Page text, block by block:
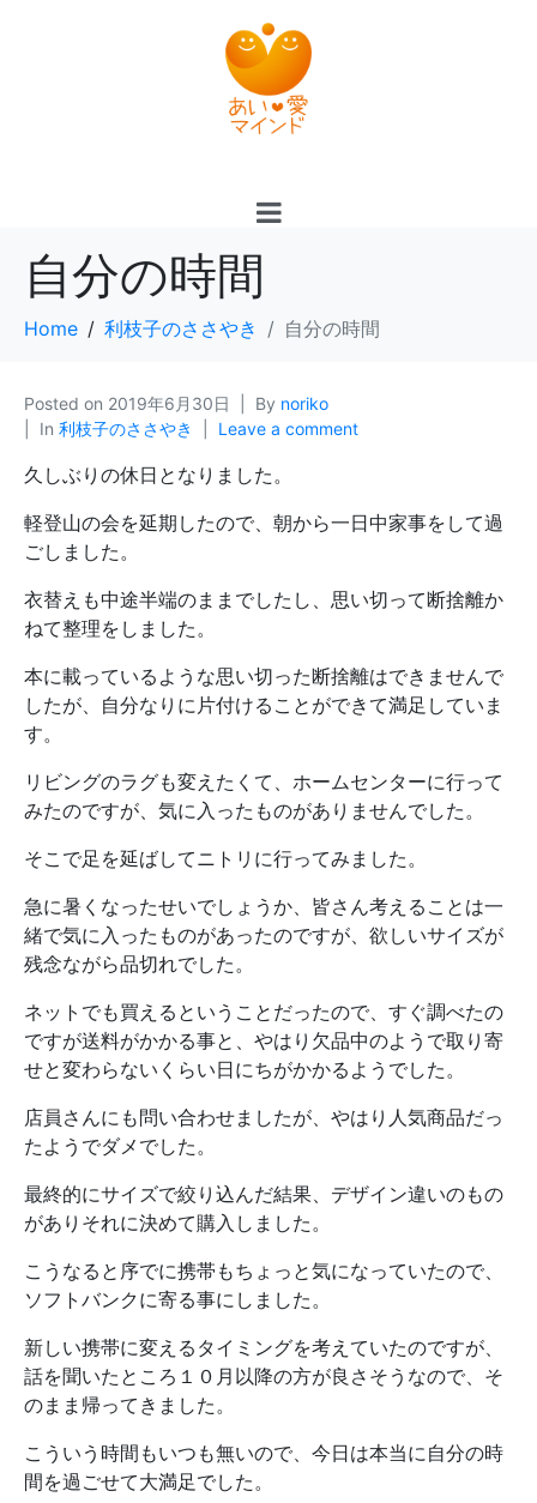
自分の時間
Home 利枝子のささやき 自分の時間
Posted on 2019年6月30日 By noriko
In 利枝子のささやき Leave a comment
久しぶりの休日となりました。
軽登山の会を延期したので、朝から一日中家事をして過
ごしました。
衣替えも中途半端のままでしたし、思い切って断捨離か
ねて整理をしました。
本に載っているような思い切った断捨離はできませんで
したが、自分なりに片付けることができて満足していま
す。
リビングのラグも変えたくて、ホームセンターに行って
みたのですが、気に入ったものがありませんでした。
そこで足を延ばしてニトリに行ってみました。
急に暑くなったせいでしょうか、皆さん考えることは一
緒で気に入ったものがあったのですが、欲しいサイズが
残念ながら品切れでした。
ネットでも買えるということだったので、すぐ調べたの
ですが送料がかかる事と、やはり欠品中のようで取り寄
せと変わらないくらい日にちがかかるようでした。
店員さんにも問い合わせましたが、やはり人気商品だっ
たようでダメでした。
最終的にサイズで絞り込んだ結果、デザイン違いのもの
がありそれに決めて購入しました。
こうなると序でに携帯もちょっと気になっていたので、
ソフトバンクに寄る事にしました。
新しい携帯に変えるタイミングを考えていたのですが、
話を聞いたところ１０月以降の方が良さそうなので、そ
のまま帰ってきました。
こういう時間もいつも無いので、今日は本当に自分の時
間を過ごせて大満足でした。